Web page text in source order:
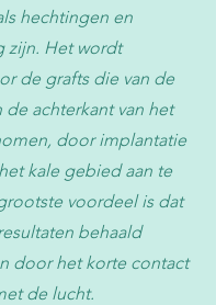
hechtingen en
zijn. Het wordt
de grafts die van de
achterkant van het
door implantatie
kale gebied aan te
voordeel is dat
behaald
door het korte contact
de lucht.